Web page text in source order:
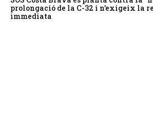
prolongació de la C-32 i n’exigeix la
immediata